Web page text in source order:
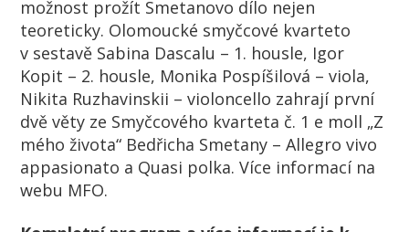
možnost prožít Smetanovo dílo nejen
teoreticky. Olomoucké smyčcové kvarteto
v sestavě Sabina Dascalu – 1. housle, Igor
Kopit – 2. housle, Monika Pospíšilová – viola,
Nikita Ruzhavinskii – violoncello zahrají první
dvě věty ze Smyčcového kvarteta č. 1 e moll „Z
mého života“ Bedřicha Smetany – Allegro vivo
appasionato a Quasi polka. Více informací na
webu MFO.